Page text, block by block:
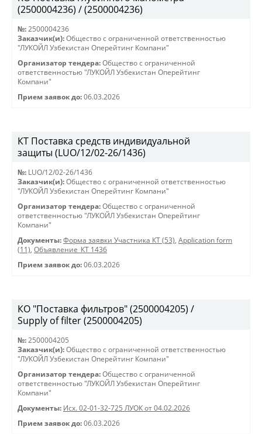
(2500004236) / (2500004236)
№: 2500004236
Заказчик(и): Общество с ограниченной ответственностью
"ЛУКОЙЛ Узбекистан Оперейтинг Компани"
Организатор тендера: Общество с ограниченной
ответственностью "ЛУКОЙЛ Узбекистан Оперейтинг
Компани"
Прием заявок до: 06.03.2026
КТ Поставка средств индивидуальной
защиты (LUO/12/02-26/1436)
№: LUO/12/02-26/1436
Заказчик(и): Общество с ограниченной ответственностью
"ЛУКОЙЛ Узбекистан Оперейтинг Компани"
Организатор тендера: Общество с ограниченной
ответственностью "ЛУКОЙЛ Узбекистан Оперейтинг
Компани"
Документы: Форма заявки Участника КТ (53), Application form
(11), Объявление_КТ 1436
Прием заявок до: 06.03.2026
КО "Поставка фильтров" (2500004205) /
Supply of filter (2500004205)
№: 2500004205
Заказчик(и): Общество с ограниченной ответственностью
"ЛУКОЙЛ Узбекистан Оперейтинг Компани"
Организатор тендера: Общество с ограниченной
ответственностью "ЛУКОЙЛ Узбекистан Оперейтинг
Компани"
Документы: Исх. 02-01-32-725 ЛУОК от 04.02.2026
Прием заявок до: 06.03.2026